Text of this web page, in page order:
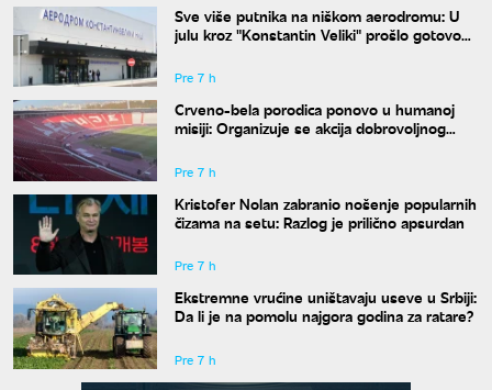
Sve više putnika na niškom aerodromu: U
julu kroz "Konstantin Veliki" prošlo gotovo
Pre 7 h
Crveno-bela porodica ponovo u humanoj
misiji: Organizuje se akcija dobrovoljnog
Pre 7 h
Kristofer Nolan zabranio nošenje popularnih
čizama na setu: Razlog je prilično apsurdan
Pre 7 h
Ekstremne vrućine uništavaju useve u Srbiji:
Da li je na pomolu najgora godina za ratare?
Pre 7 h